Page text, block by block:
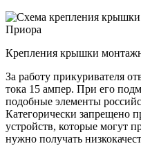
Крепления крышки
За работу прикуривателя
тока 15 ампер. При его
подобные элементы
Категорически запрещено
устройств, которые могут
нужно получать